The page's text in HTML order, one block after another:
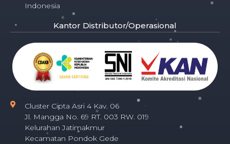
Indonesia
Kantor Distributor/Operasional
Cluster Cipta Asri 4 Kav. 06
Jl. Mangga No. 69 RT. 003 RW. 019
Kelurahan Jatimakmur
Kecamatan Pondok Gede